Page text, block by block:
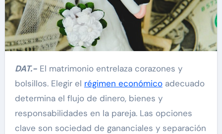
DAT.-El matrimonio entrelaza corazones y
bolsillos. Elegir el régimen económicoadecuado
determina el flujo de dinero, bienes y
responsabilidades en la pareja. Las opciones
clave son sociedad de gananciales y separación